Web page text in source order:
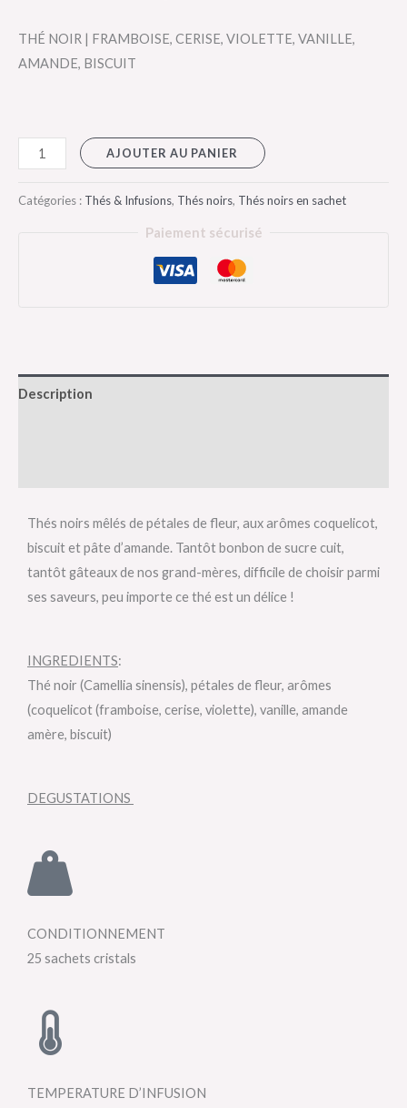
THÉ NOIR | FRAMBOISE, CERISE, VIOLETTE, VANILLE,
AMANDE, BISCUIT
AJOUTER AU PANIER
Catégories : Thés & Infusions, Thés noirs, Thés noirs en sachet
Paiement sécurisé
Description
Thés noirs mêlés de pétales de fleur, aux arômes coquelicot,
biscuit et pâte d’amande. Tantôt bonbon de sucre cuit,
tantôt gâteaux de nos grand-mères, difficile de choisir parmi
ses saveurs, peu importe ce thé est un délice !
INGREDIENTS:
Thé noir (Camellia sinensis), pétales de fleur, arômes
(coquelicot (framboise, cerise, violette), vanille, amande
amère, biscuit)
DEGUSTATIONS
CONDITIONNEMENT
25 sachets cristals
TEMPERATURE D’INFUSION